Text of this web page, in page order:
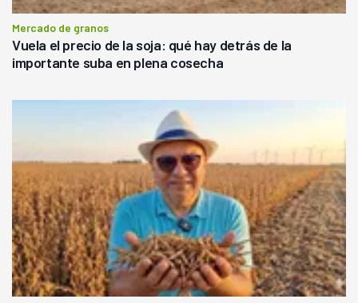
Mercado de granos
Vuela el precio de la soja: qué hay detrás de la
importante suba en plena cosecha